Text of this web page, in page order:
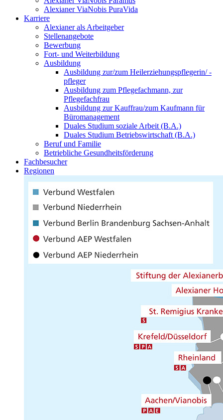
Alexianer ViaNobis PuraVida
Karriere
Alexianer als Arbeitgeber
Stellenangebote
Bewerbung
Fort- und Weiterbildung
Ausbildung
Ausbildung zur/zum Heilerziehungspflegerin/ -
pfleger
Ausbildung zum Pflegefachmann, zur
Pflegefachfrau
Ausbildung zur Kauffrau/zum Kaufmann für
Büromanagement
Duales Studium soziale Arbeit (B.A.)
Duales Studium Betriebswirtschaft (B.A.)
Beruf und Familie
Betriebliche Gesundheitsförderung
Fachbesucher
Regionen